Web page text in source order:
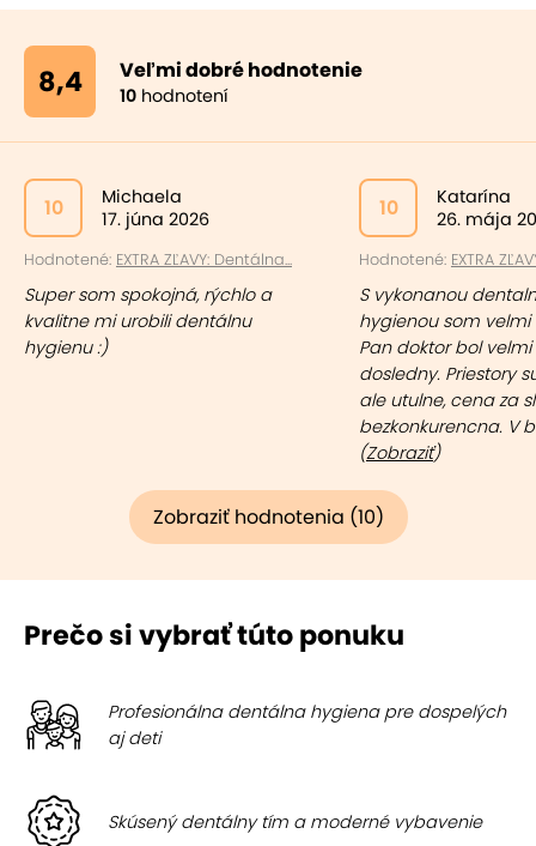
8,4 Veľmi dobré hodnotenie
10 hodnotení
10
Michaela
17. júna 2026
Hodnotené: EXTRA ZĽAVY: Dentálna...
Super som spokojná, rýchlo a
kvalitne mi urobili dentálnu
hygienu :)
10
Katarína
26. mája
Hodnotené: EXTRA
S vykonanou
hygienou som velmi
Pan doktor bol velmi
dosledny. Priestory
ale utulne, cena za
bezkonkurencna. V
(Zobraziť)
Zobraziť hodnotenia (10)
Prečo si vybrať túto ponuku
Profesionálna dentálna hygiena pre dospelých
aj deti
Skúsený dentálny tím a moderné vybavenie